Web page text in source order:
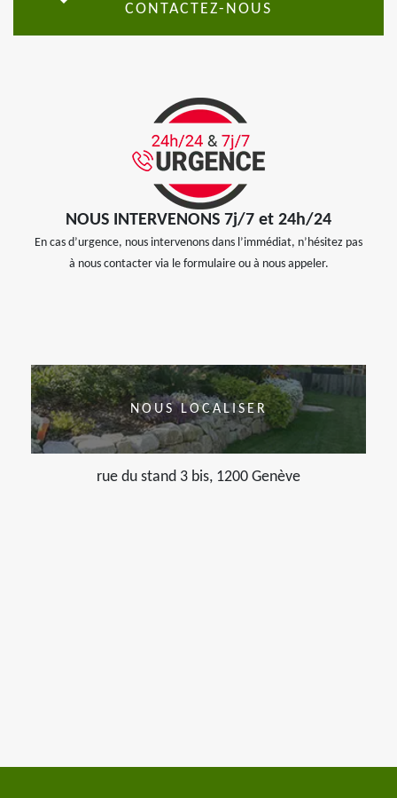
CONTACTEZ-NOUS
NOUS INTERVENONS 7j/7 et 24h/24
En cas d’urgence, nous intervenons dans l’immédiat, n’hésitez pas
à nous contacter via le formulaire ou à nous appeler.
NOUS LOCALISER
rue du stand 3 bis, 1200 Genève